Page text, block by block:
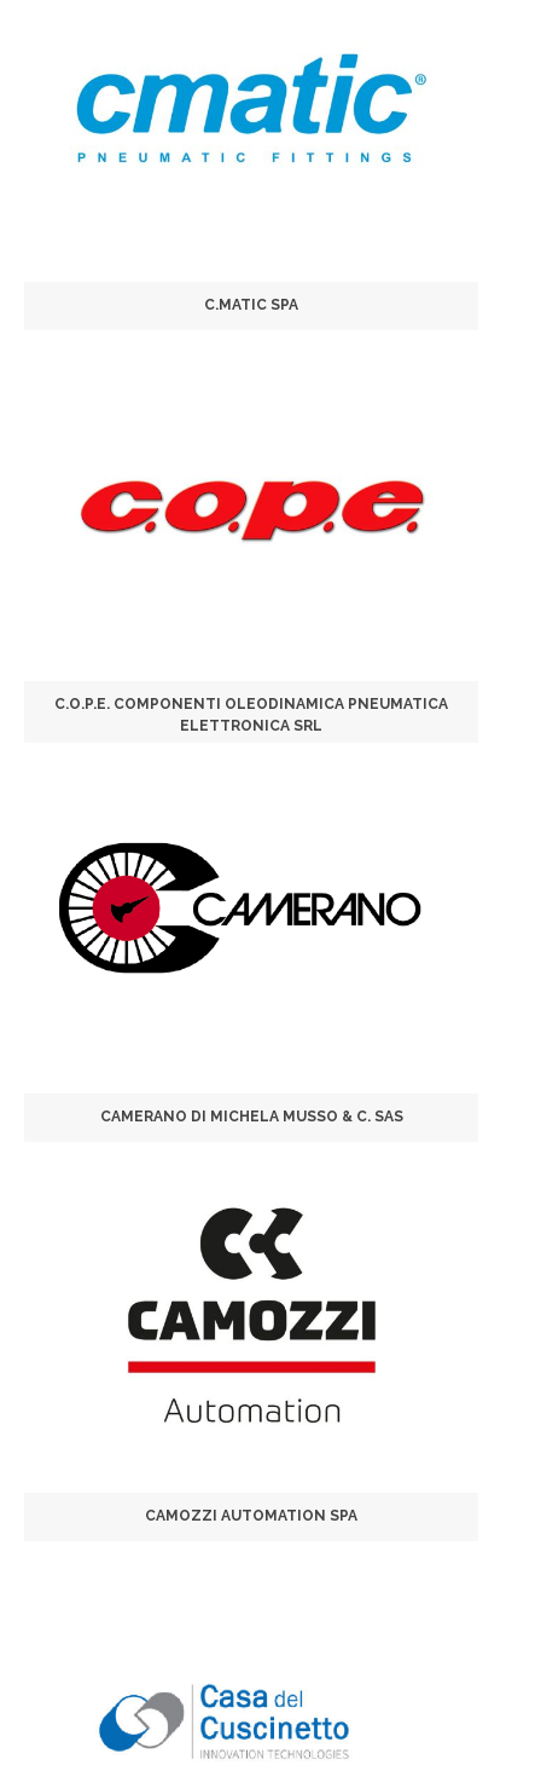
C.MATIC SPA
C.O.P.E. COMPONENTI OLEODINAMICA PNEUMATICA
ELETTRONICA SRL
CAMERANO DI MICHELA MUSSO & C. SAS
CAMOZZI AUTOMATION SPA